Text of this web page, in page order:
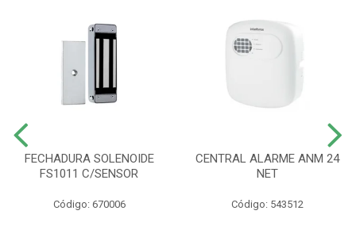
FECHADURA SOLENOIDE
FS1011 C/SENSOR
Código: 670006
CENTRAL ALARME ANM 24
NET
Código: 543512